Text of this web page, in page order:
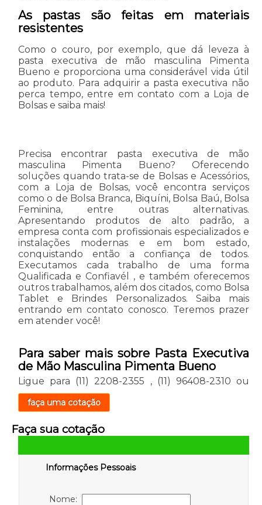
As pastas são feitas em materiais
resistentes
Como o couro, por exemplo, que dá leveza à
pasta executiva de mão masculina Pimenta
Bueno e proporciona uma considerável vida útil
ao produto. Para adquirir a pasta executiva não
perca tempo, entre em contato com a Loja de
Bolsas e saiba mais!
Precisa encontrar pasta executiva de mão
masculina Pimenta Bueno? Oferecendo
soluções quando trata-se de Bolsas e Acessórios,
com a Loja de Bolsas, você encontra serviços
como o de Bolsa Branca, Biquíni, Bolsa Baú, Bolsa
Feminina, entre outras alternativas.
Apresentando produtos de alto padrão, a
empresa conta com profissionais especializados e
instalações modernas e em bom estado,
conquistando então a confiança de todos.
Executamos cada trabalho de uma forma
Qualificada e Confiavél , e também oferecemos
outros trabalhamos, além dos citados, como Bolsa
Tablet e Brindes Personalizados. Saiba mais
entrando em contato conosco. Teremos prazer
em atender você!
Para saber mais sobre Pasta Executiva
de Mão Masculina Pimenta Bueno
Ligue para (11) 2208-2355 , (11) 96408-2310 ou
faça uma cotação
Faça sua cotação
Informações Pessoais
Nome: